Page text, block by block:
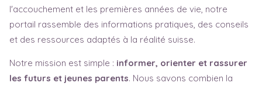
l'accouchement et les premières années de vie, notre
portail rassemble des informations pratiques, des conseils
et des ressources adaptés à la réalité suisse.
Notre mission est simple : informer, orienter et rassurer
les futurs et jeunes parents. Nous savons combien la